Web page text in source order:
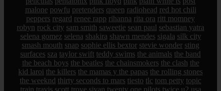
malone powfu pretenders queen radiohead red hot chili
peppers regard renee rapp rihanna rita ora ritt momney
robyn rock city sam smith saweetie sean paul sebastian yatra
selena gomez selena shakira shawn mendes sigala silk city
smash mouth snap sophie ellis bextor stevie wonder sting
surfaces sza taylor swift teddy swims the animals the band
the beach boys the beatles the chainsmokers the clash the
kid laroi the killers the mamas y the papas the rolling stones
the weeknd thirty seconds to mars tiesto tlc tom petty topic
train travis scott troye sivan twenty one pilots twice u2 usa